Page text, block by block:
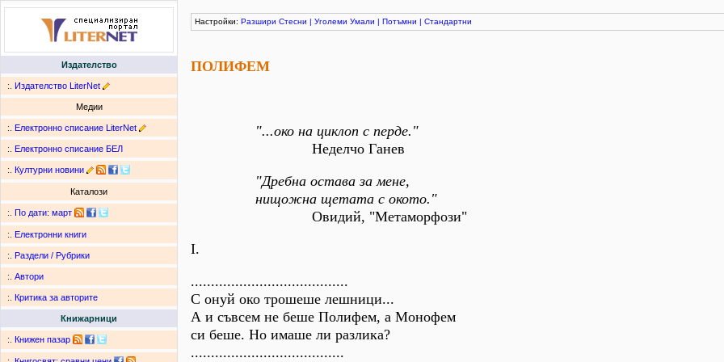
Издателство
:. Издателство LiterNet
Медии
:. Електронно списание LiterNet
:. Електронно списание БЕЛ
:. Културни новини
Каталози
:. По дати: март
:. Електронни книги
:. Раздели / Рубрики
:. Автори
:. Критика за авторите
Книжарници
:. Книжен пазар
Настройки: Разшири Стесни | Уголеми Умали | Потъмни | Стандартни
ПОЛИФЕМ
"...око на циклоп с перде."
Неделчо Ганев
"Дребна остава за мене,
нищожна щетата с окото."
Овидий, "Метаморфози"
I.
.......................................
С онуй око трошеше лешници...
А и съвсем не беше Полифем, а Монофем
си беше. Но имаше ли разлика?
......................................